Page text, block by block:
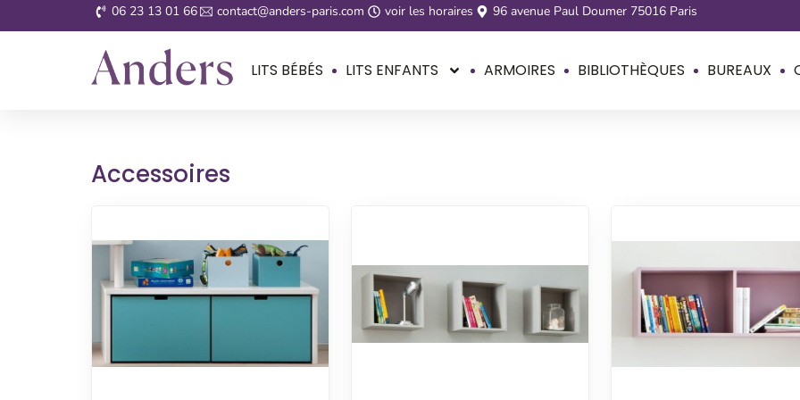
06 23 13 01 66 contact@anders-paris.com voir les horaires 96 avenue Paul Doumer 75016 Paris
LITS BÉBÉS LITS ENFANTS ARMOIRES BIBLIOTHÈQUES BUREAUX
Accessoires